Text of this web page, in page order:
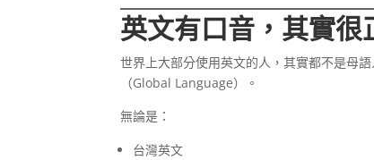
英文有口音，其實很
世界上大部分使用英文的人，其實都不是母
（Global Language）。
無論是：
台灣英文